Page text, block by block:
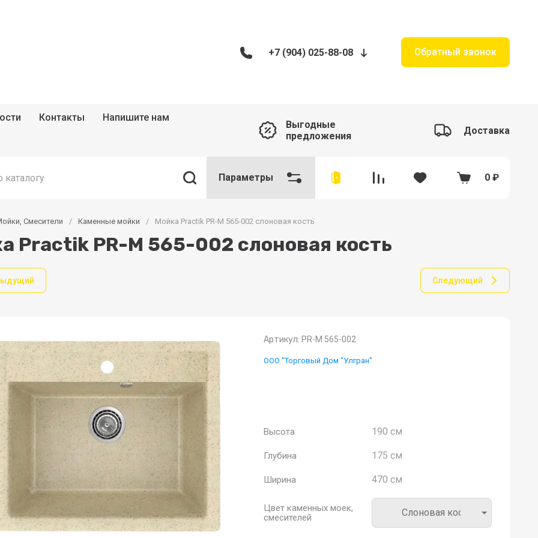
+7 (904) 025-88-08 Обратный звонок
Контакты Напишите нам
Выгодные
предложения
Доставка
Параметры 0 ₽
Смесители / Каменные мойки / Мойка Practik PR-M 565-002 слоновая кость
Practik PR-M 565-002 слоновая кость
Следующий
Артикул: PR-M 565-002
ООО "Торговый Дом "Улгран"
Высота 190 см
Глубина 175 см
Ширина 470 см
Цвет каменных моек,
смесителей
Слоновая кость